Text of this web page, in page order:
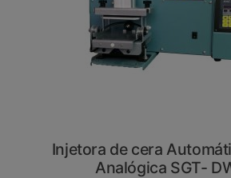
Injetora de cera
Analógica SGT-